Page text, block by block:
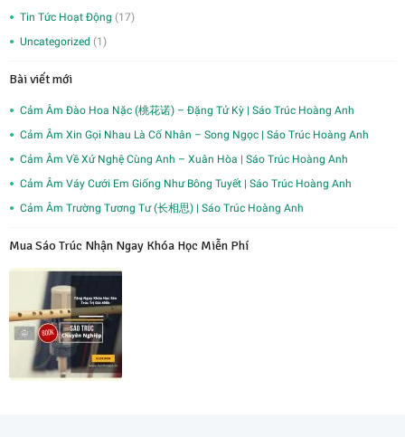
Tin Tức Hoạt Động (17)
Uncategorized (1)
Bài viết mới
Cảm Âm Đào Hoa Nặc (桃花诺) – Đặng Tử Kỳ | Sáo Trúc Hoàng Anh
Cảm Âm Xin Gọi Nhau Là Cố Nhân – Song Ngọc | Sáo Trúc Hoàng Anh
Cảm Âm Về Xứ Nghệ Cùng Anh – Xuân Hòa | Sáo Trúc Hoàng Anh
Cảm Âm Váy Cưới Em Giống Như Bông Tuyết | Sáo Trúc Hoàng Anh
Cảm Âm Trường Tương Tư (长相思) | Sáo Trúc Hoàng Anh
Mua Sáo Trúc Nhận Ngay Khóa Học Miễn Phí